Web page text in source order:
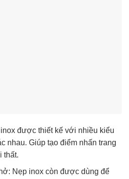
được thiết kế với nhiều kiểu
nhau. Giúp tạo điểm nhấn trang
thất.
Nẹp inox còn được dùng để